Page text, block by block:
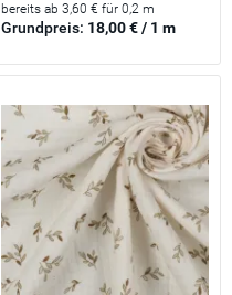
bereits ab 3,60 € für 0,2 m
Grundpreis: 18,00 € / 1 m